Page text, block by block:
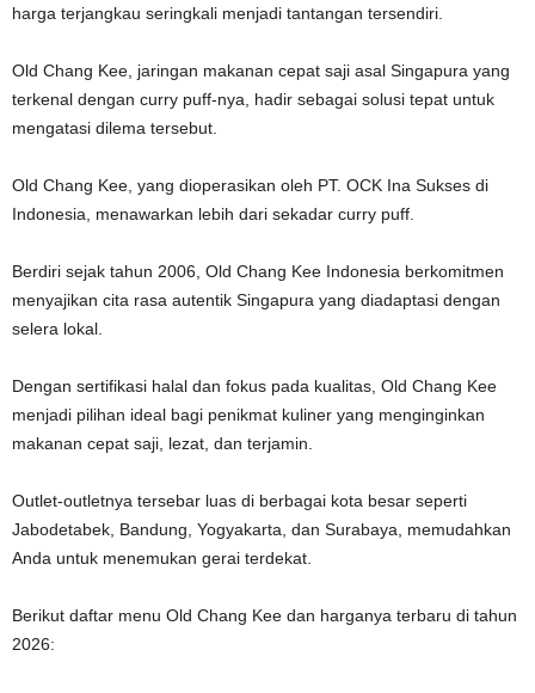
harga terjangkau seringkali menjadi tantangan tersendiri.
Old Chang Kee, jaringan makanan cepat saji asal Singapura yang
terkenal dengan curry puff-nya, hadir sebagai solusi tepat untuk
mengatasi dilema tersebut.
Old Chang Kee, yang dioperasikan oleh PT. OCK Ina Sukses di
Indonesia, menawarkan lebih dari sekadar curry puff.
Berdiri sejak tahun 2006, Old Chang Kee Indonesia berkomitmen
menyajikan cita rasa autentik Singapura yang diadaptasi dengan
selera lokal.
Dengan sertifikasi halal dan fokus pada kualitas, Old Chang Kee
menjadi pilihan ideal bagi penikmat kuliner yang menginginkan
makanan cepat saji, lezat, dan terjamin.
Outlet-outletnya tersebar luas di berbagai kota besar seperti
Jabodetabek, Bandung, Yogyakarta, dan Surabaya, memudahkan
Anda untuk menemukan gerai terdekat.
Berikut daftar menu Old Chang Kee dan harganya terbaru di tahun
2026: